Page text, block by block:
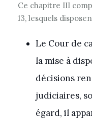
Ce chapitre III
13, lesquels
Le Cour de
la mise à
décisions
judiciaires,
égard, il